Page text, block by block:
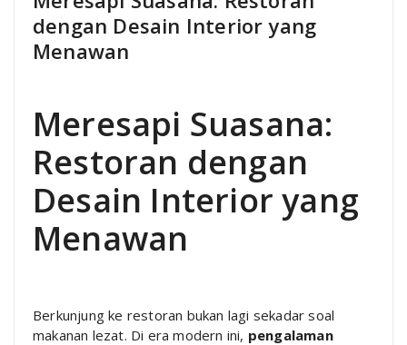
dengan Desain Interior yang
Menawan
Meresapi Suasana:
Restoran dengan
Desain Interior yang
Menawan
Berkunjung ke restoran bukan lagi sekadar soal
makanan lezat. Di era modern ini, pengalaman